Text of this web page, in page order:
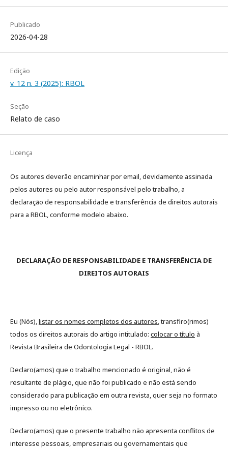
Publicado
2026-04-28
Edição
v. 12 n. 3 (2025): RBOL
Seção
Relato de caso
Licença
Os autores deverão encaminhar por email, devidamente assinada
pelos autores ou pelo autor responsável pelo trabalho, a
declaração de responsabilidade e transferência de direitos autorais
para a RBOL, conforme modelo abaixo.
DECLARAÇÃO DE RESPONSABILIDADE E TRANSFERÊNCIA DE
DIREITOS AUTORAIS
Eu (Nós),listar os nomes completos dos autores, transfiro(rimos)
todos os direitos autorais do artigo intitulado: colocar o título à
Revista Brasileira de Odontologia Legal - RBOL.
Declaro(amos) que o trabalho mencionado é original, não é
resultante de plágio, que não foi publicado e não está sendo
considerado para publicação em outra revista, quer seja no formato
impresso ou no eletrônico.
Declaro(amos) que o presente trabalho não apresenta conflitos de
interesse pessoais, empresariais ou governamentais que